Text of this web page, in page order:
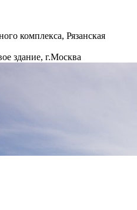
комплекса, Рязанская
здание, г.Москва